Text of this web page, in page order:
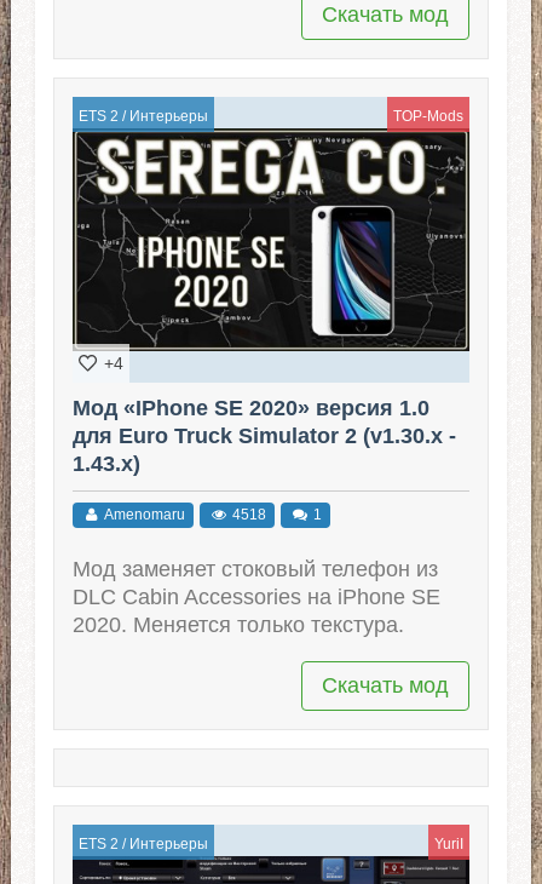
Скачать мод
ETS 2 / Интерьеры TOP-Mods
+4
Мод «IPhone SE 2020» версия 1.0
для Euro Truck Simulator 2 (v1.30.x -
1.43.x)
Amenomaru 4518 1
Мод заменяет стоковый телефон из
DLC Cabin Accessories на iPhone SE
2020. Меняется только текстура.
Скачать мод
ETS 2 / Интерьеры YuriI